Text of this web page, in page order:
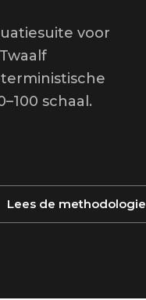
voor
schaal.
Lees de methodologie